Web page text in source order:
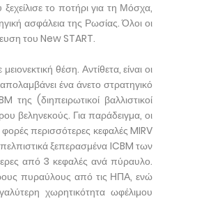
το ποτήρι για τη Μόσχα,
ασφάλεια της Ρωσίας. Όλοι οι
του New START.
θέση. Αντίθετα, είναι οι
ένα άνετο στρατηγικό
της (διηπειρωτικοί βαλλιστικοί
βεληνεκούς. Για παράδειγμα, οι
περισσότερες κεφαλές MIRV
ξεπερασμένα ICBM των
από 3 κεφαλές ανά πύραυλο.
πυραύλους από τις ΗΠΑ, ενώ
χωρητικότητα ωφέλιμου